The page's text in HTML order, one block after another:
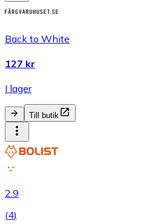
Back to White
127 kr
I lager
Till butik
2.9
(4)